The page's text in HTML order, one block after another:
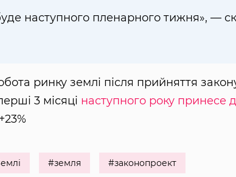
наступного пленарного тижня», —
ринку землі після прийняття
3 місяці наступного року принесе
#земля #законопроект